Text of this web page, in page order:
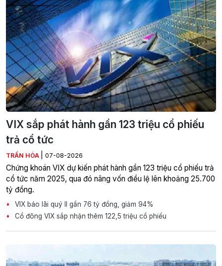
VIX sắp phát hành gần 123 triệu cổ phiếu
trả cổ tức
TRẦN HÒA 07-08-2026
Chứng khoán VIX dự kiến phát hành gần 123 triệu cổ phiếu trả
cổ tức năm 2025, qua đó nâng vốn điều lệ lên khoảng 25.700
tỷ đồng.
VIX báo lãi quý II gần 76 tỷ đồng, giảm 94%
Cổ đông VIX sắp nhận thêm 122,5 triệu cổ phiếu